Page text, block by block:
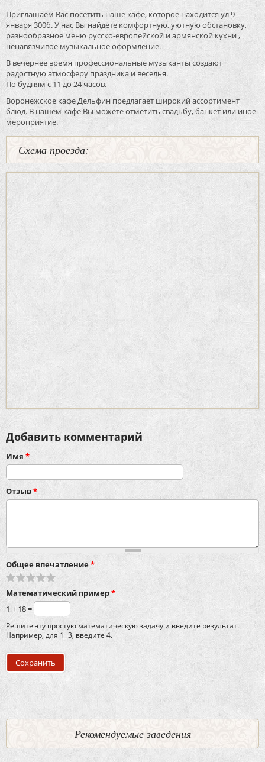
Приглашаем Вас посетить наше кафе, которое находится ул 9
января 300б. У нас Вы найдете комфортную, уютную обстановку,
разнообразное меню русско-европейской и армянской кухни ,
ненавязчивое музыкальное оформление.
В вечернее время профессиональные музыканты создают
радостную атмосферу праздника и веселья.
По будням с 11 до 24 часов.
Воронежское кафе Дельфин предлагает широкий ассортимент
блюд. В нашем кафе Вы можете отметить свадьбу, банкет или иное
мероприятие.
Схема проезда:
Добавить комментарий
Имя *
Отзыв*
Общее впечатление*
Математический пример*
1 + 18 =
Решите эту простую математическую задачу и введите результат.
Например, для 1+3, введите 4.
Рекомендуемые заведения